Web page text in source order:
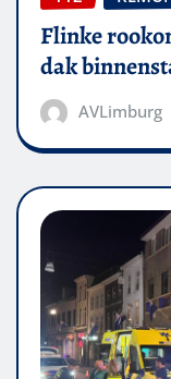
Flinke
dak
AVLimburg